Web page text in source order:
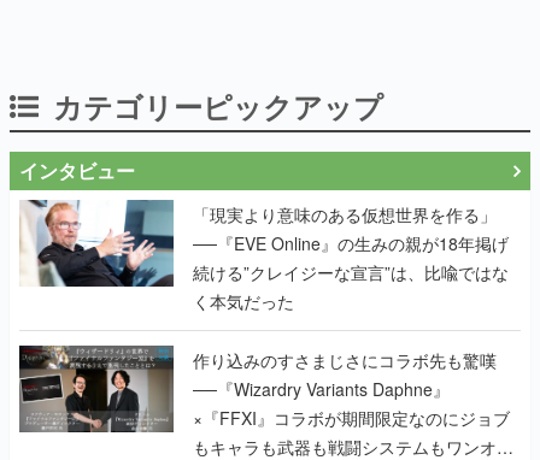
カテゴリーピックアップ
インタビュー
「現実より意味のある仮想世界を作る」
──『EVE Online』の生みの親が18年掲げ
続ける”クレイジーな宣言”は、比喩ではな
く本気だった
作り込みのすさまじさにコラボ先も驚嘆
──『Wizardry Variants Daphne』
×『FFXI』コラボが期間限定なのにジョブ
もキャラも武器も戦闘システムもワンオフ